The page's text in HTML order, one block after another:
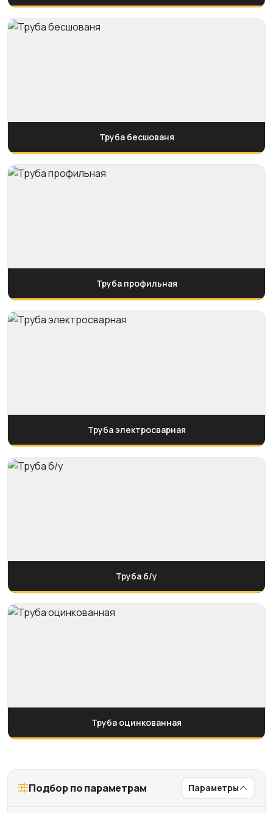
Труба бесшованя
Труба профильная
Труба электросварная
Труба б/у
Труба оцинкованная
Подбор по параметрам Параметры